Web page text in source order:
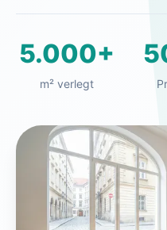
5.000+
m² verlegt